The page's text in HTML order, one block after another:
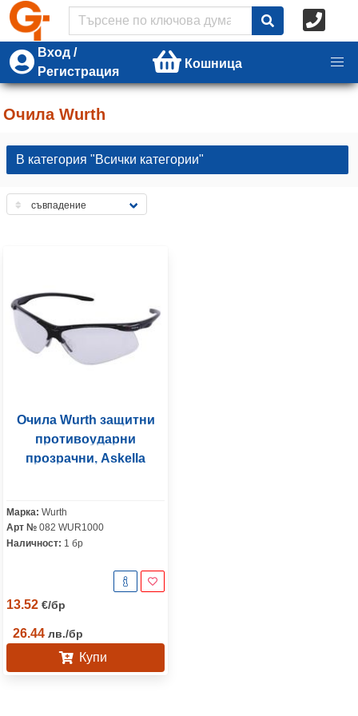
Вход /
Регистрация
Кошница
Очила Wurth
В категория "Всички категории"
Очила Wurth защитни
противоударни
прозрачни, Askella
Марка: Wurth
Арт № 082 WUR1000
Наличност: 1 бр
13.52 €/бр
26.44 лв./бр
Купи